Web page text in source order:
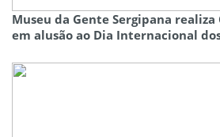
Museu da Gente Sergipana
em alusão ao Dia Internacional